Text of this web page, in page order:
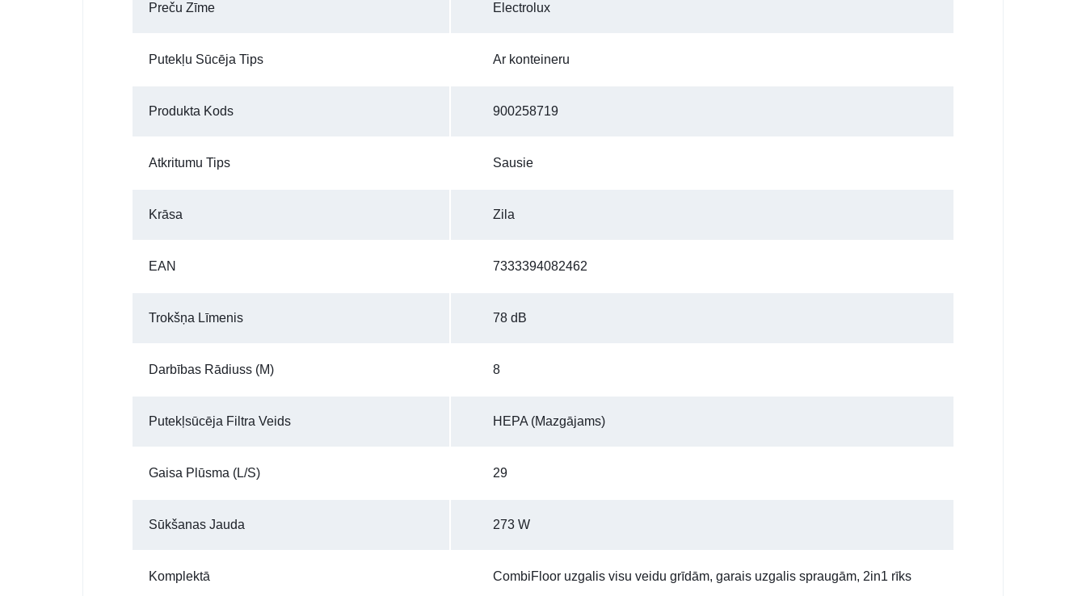
Preču Zīme Electrolux
Putekļu Sūcēja Tips Ar konteineru
Produkta Kods 900258719
Atkritumu Tips Sausie
Krāsa Zila
EAN 7333394082462
Trokšņa Līmenis 78 dB
Darbības Rādiuss (m) 8
Putekļsūcēja Filtra Veids HEPA (Mazgājams)
Gaisa Plūsma (l/s) 29
Sūkšanas Jauda 273 W
Komplektā CombiFloor uzgalis visu veidu grīdām, garais uzgalis spraugām, 2in1 rīks